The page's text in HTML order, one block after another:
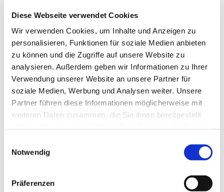
Diese Webseite verwendet Cookies
Wir verwenden Cookies, um Inhalte und Anzeigen zu
personalisieren, Funktionen für soziale Medien anbieten
zu können und die Zugriffe auf unsere Website zu
analysieren. Außerdem geben wir Informationen zu Ihrer
Verwendung unserer Website an unsere Partner für
soziale Medien, Werbung und Analysen weiter. Unsere
Partner führen diese Informationen möglicherweise mit
weiteren Daten zusammen, die Sie ihnen bereitgestellt
Notwendig
Präferenzen